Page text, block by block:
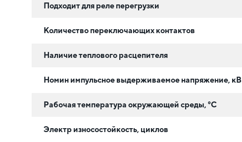
Подходит для реле перегрузки
Количество переключающих контактов
Наличие теплового расцепителя
Номин импульсное выдерживаемое напряжение, кВ
Рабочая температура окружающей среды, °C
Электр износостойкость, циклов